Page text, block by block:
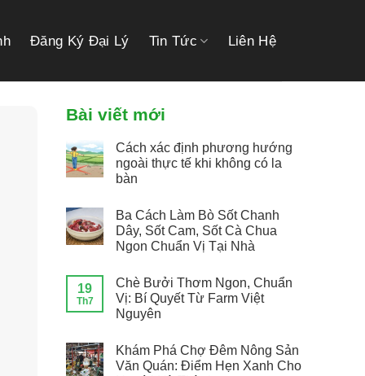
Đăng Ký Đại Lý Tin Tức Liên Hệ
Bài viết mới
Cách xác định phương hướng
ngoài thực tế khi không có la
bàn
Ba Cách Làm Bò Sốt Chanh
Dây, Sốt Cam, Sốt Cà Chua
Ngon Chuẩn Vị Tại Nhà
19
Th7
Chè Bưởi Thơm Ngon, Chuẩn
Vị: Bí Quyết Từ Farm Việt
Nguyên
Khám Phá Chợ Đêm Nông Sản
Văn Quán: Điểm Hẹn Xanh Cho